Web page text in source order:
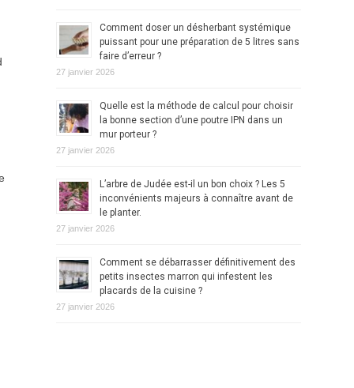
Comment doser un désherbant systémique
puissant pour une préparation de 5 litres sans
faire d’erreur ?
27 janvier 2026
Quelle est la méthode de calcul pour choisir
la bonne section d’une poutre IPN dans un
mur porteur ?
27 janvier 2026
L’arbre de Judée est-il un bon choix ? Les 5
inconvénients majeurs à connaître avant de
le planter.
27 janvier 2026
Comment se débarrasser définitivement des
petits insectes marron qui infestent les
placards de la cuisine ?
27 janvier 2026